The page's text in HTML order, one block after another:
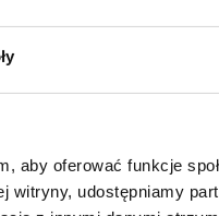
aby oferować funkcje
udostępniamy
Lekkość, która
wyjścia, wesela
ruchem.Brak opinii
Jeszcze